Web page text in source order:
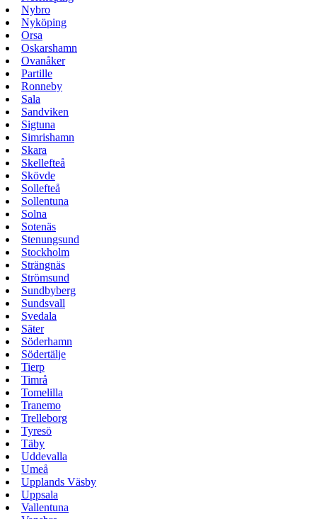
Nybro
Nyköping
Orsa
Oskarshamn
Ovanåker
Partille
Ronneby
Sala
Sandviken
Sigtuna
Simrishamn
Skara
Skellefteå
Skövde
Sollefteå
Sollentuna
Solna
Sotenäs
Stenungsund
Stockholm
Strängnäs
Strömsund
Sundbyberg
Sundsvall
Svedala
Säter
Söderhamn
Södertälje
Tierp
Timrå
Tomelilla
Tranemo
Trelleborg
Tyresö
Täby
Uddevalla
Umeå
Upplands Väsby
Uppsala
Vallentuna